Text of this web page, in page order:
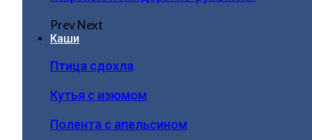
PrevNext
Каши
Птица сдохла
Кутья с изюмом
Полента с апельсином